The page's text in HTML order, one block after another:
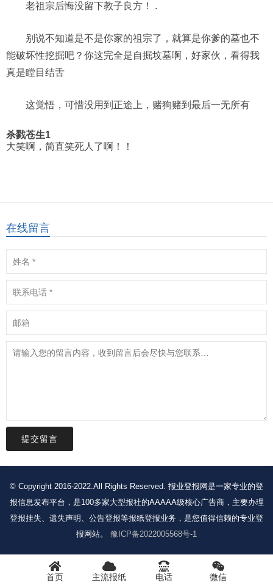
老祖宗后悔没留下教子良方！ ​.
别说不知道是不是你家的祖宗了，就算是你爹的墓也不
能破坏性挖掘吧？你这完全是自掘坟墓啊，好家伙，看得我
真是瞠目结舌
这觉悟，可惜没用到正途上，赌狗赌到最后一无所有
杀戮苍生1
大笑啊，简直笑死人了啊！！
在线留言
提交留言
© Copyright 2016-2022.All Rights Reserved. 报业登报网是一家专业的登
报信息发布平台，是100多家大型报社的AAAAA级核心广告商，主要办理
登报挂失、遗失声明、公告登报等报纸登报业务，是您值得信赖的专业登
报网站。 豫ICP备2022005568号-1
首页 主流报纸 电话 微信